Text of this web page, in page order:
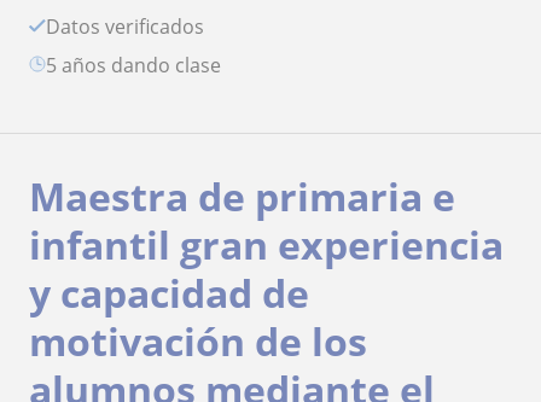
Datos verificados
5 años dando clase
Maestra de primaria e
infantil gran experiencia
y capacidad de
motivación de los
alumnos mediante el